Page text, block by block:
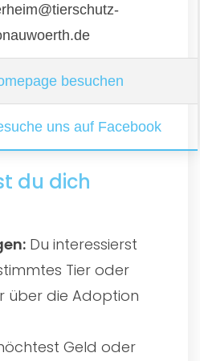
besuchen
uns auf Facebook
du dich
Du interessierst
Tier oder
über die Adoption
Geld oder